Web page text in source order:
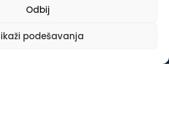
Odbij
podešavanja